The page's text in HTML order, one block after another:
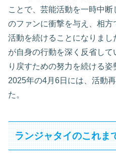
ことで、芸能活動を一時中断
のファンに衝撃を与え、相
活動を続けることになりま
が自身の行動を深く反省し
り戻すための努力を続ける姿
2025年の4月6日には、活動
た。
ランジャタイのこれま